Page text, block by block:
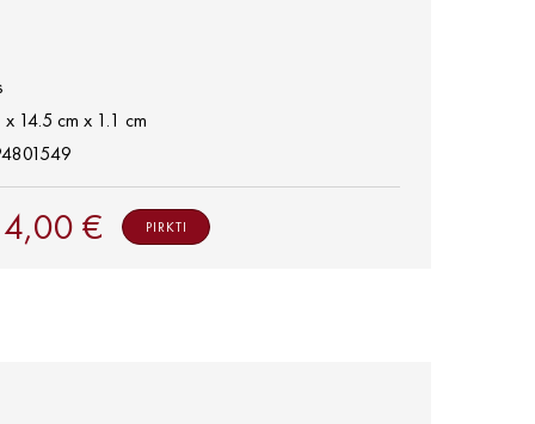
14.5 cm x 1.1 cm
4,00 € PIRKTI